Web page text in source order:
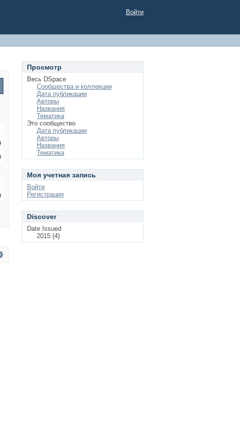
Войти
Просмотр
Весь DSpace
Сообщества и коллекции
Дата публикации
Авторы
Названия
Тематика
Это сообщество
Дата публикации
Авторы
Названия
Тематика
Моя учетная запись
Войти
Регистрация
Discover
Date Issued
2015 (4)